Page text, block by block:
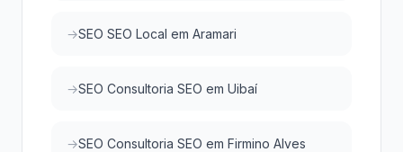
SEO SEO Local em Aramari
SEO Consultoria SEO em Uibaí
SEO Consultoria SEO em Firmino Alves